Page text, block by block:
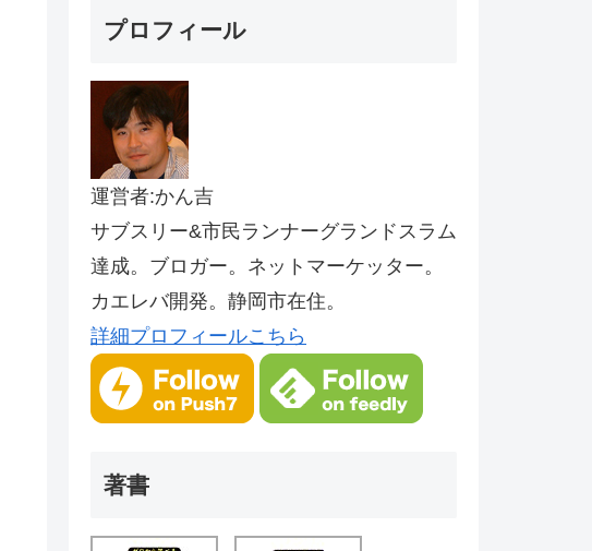
プロフィール
運営者:かん吉
サブスリー&市民ランナーグランドスラム
達成。ブロガー。ネットマーケッター。
カエレバ開発。静岡市在住。
詳細プロフィールこちら
著書